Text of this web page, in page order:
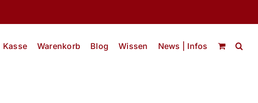
Kasse Warenkorb Blog Wissen News | Infos